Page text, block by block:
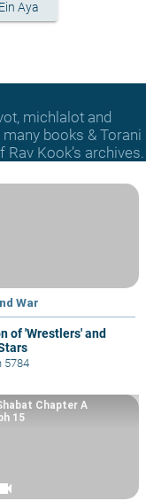
Ein Aya
michlalot and
books & Torani
Kook’s archives.
War
of 'Wrestlers' and
5784
Chapter A
15